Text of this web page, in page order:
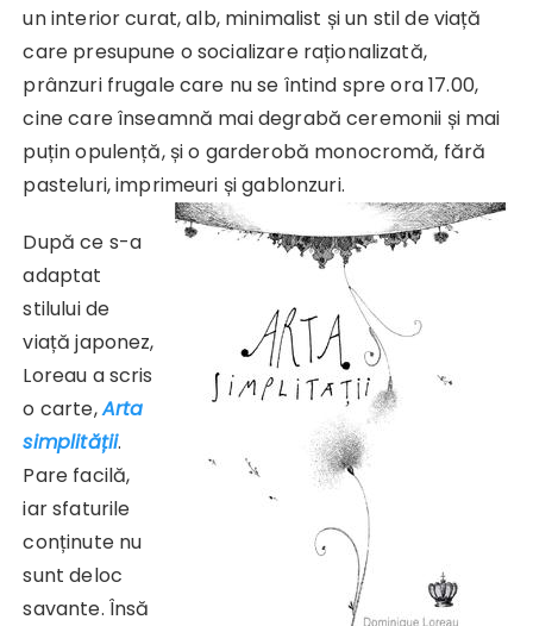
un interior curat, alb, minimalist și un stil de viață
care presupune o socializare raționalizată,
prânzuri frugale care nu se întind spre ora 17.00,
cine care înseamnă mai degrabă ceremonii și mai
puțin opulență, și o garderobă monocromă, fără
pasteluri, imprimeuri și gablonzuri.
După ce s-a
adaptat
stilului de
viață japonez,
Loreau a scris
o carte,Arta
simplității.
Pare facilă,
iar sfaturile
conținute nu
sunt deloc
savante. Însă